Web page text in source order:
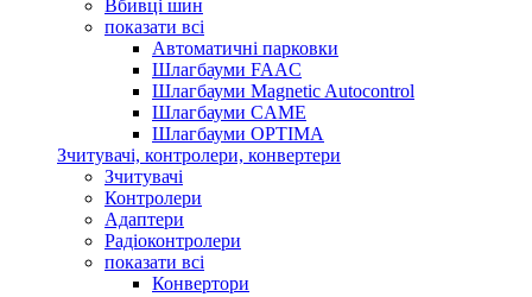
Вбивці шин
показати всі
Автоматичні парковки
Шлагбауми FAAC
Шлагбауми Magnetic Autocontrol
Шлагбауми CAME
Шлагбауми OPTIMA
Зчитувачі, контролери, конвертери
Зчитувачі
Контролери
Адаптери
Радіоконтролери
показати всі
Конвертори